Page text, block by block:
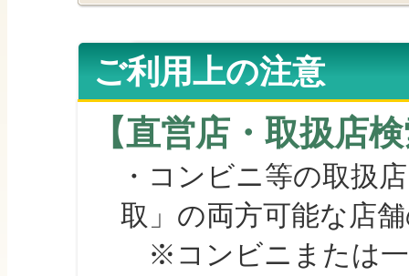
ご利用上の注意
【直営店・取扱店
・コンビニ等の取扱
取」の両方可能な店
※コンビニまたは一